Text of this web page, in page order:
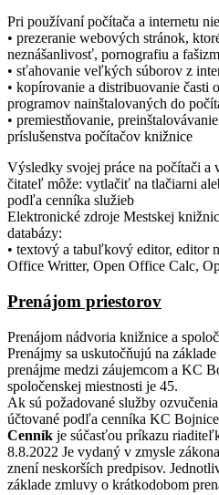
Pri používaní počítača a internetu
• prezeranie webových stránok,
neznášanlivosť, pornografiu a
• sťahovanie veľkých súborov z
• kopírovanie a distribuovanie časti
programov nainštalovaných do
• premiestňovanie,
príslušenstva počítačov knižnice
Výsledky svojej práce na počítači a
čitateľ môže: vytlačiť na tlačiarni
podľa cenníka služieb
Elektronické zdroje Mestskej
databázy:
• textový a tabuľkový editor, editor
Office Writter, Open Office Calc,
Prenájom priestorov
Prenájom nádvoria knižnice a
Prenájmy sa uskutočňujú na
prenájme medzi záujemcom a KC
spoločenskej miestnosti je 45.
Ak sú požadované služby
účtované podľa cenníka KC
Cenník je súčasťou príkazu
8.8.2022 Je vydaný v zmysle
znení neskorších predpisov.
základe zmluvy o krátkodobom